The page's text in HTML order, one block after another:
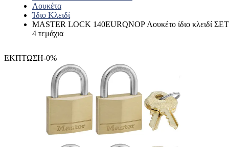
Λουκέτα
Ίδιο Κλειδί
MASTER LOCK 140EURQNOP Λουκέτο ίδιο κλειδί ΣΕΤ
4 τεμάχια
ΕΚΠΤΩΣΗ-0%